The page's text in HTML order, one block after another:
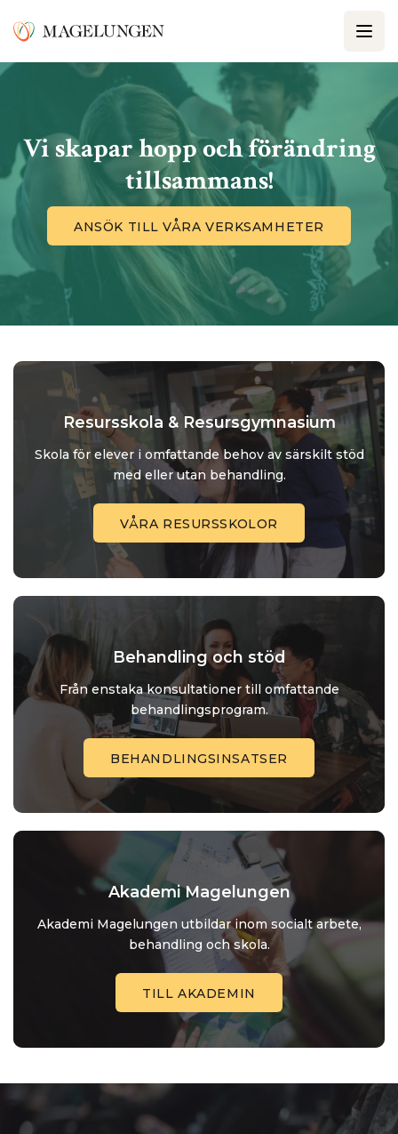
Vi skapar hopp och förändring
tillsammans!
ANSÖK TILL VÅRA VERKSAMHETER
Resursskola & Resursgymnasium
Skola för elever i omfattande behov av särskilt stöd
med eller utan behandling.
VÅRA RESURSSKOLOR
Behandling och stöd
Från enstaka konsultationer till omfattande
behandlingsprogram.
BEHANDLINGSINSATSER
Akademi Magelungen
Akademi Magelungen utbildar inom socialt arbete,
behandling och skola.
TILL AKADEMIN